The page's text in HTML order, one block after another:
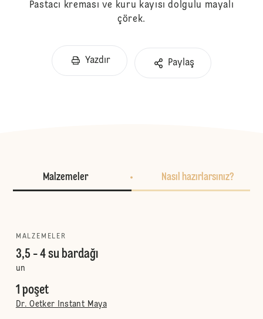
Pastacı kreması ve kuru kayısı dolgulu mayalı
çörek.
Yazdır Paylaş
Malzemeler Nasıl hazırlarsınız?
MALZEMELER
3,5 - 4 su bardağı
un
1 poşet
Dr. Oetker Instant Maya